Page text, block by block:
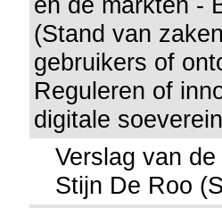
(Stand van
gebruikers of
Reguleren of
digitale
Verslag van
Stijn De Roo